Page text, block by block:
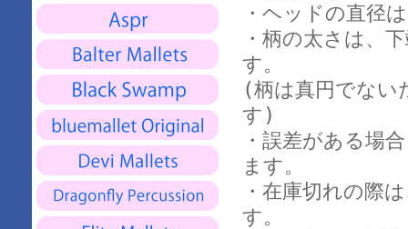
・ヘッドの直径
・柄の太さは、
す。
(柄は真円でない
す)
・誤差がある場
ます。
・在庫切れの際
す。